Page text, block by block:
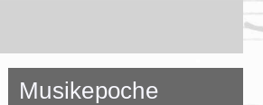
Musikepoche